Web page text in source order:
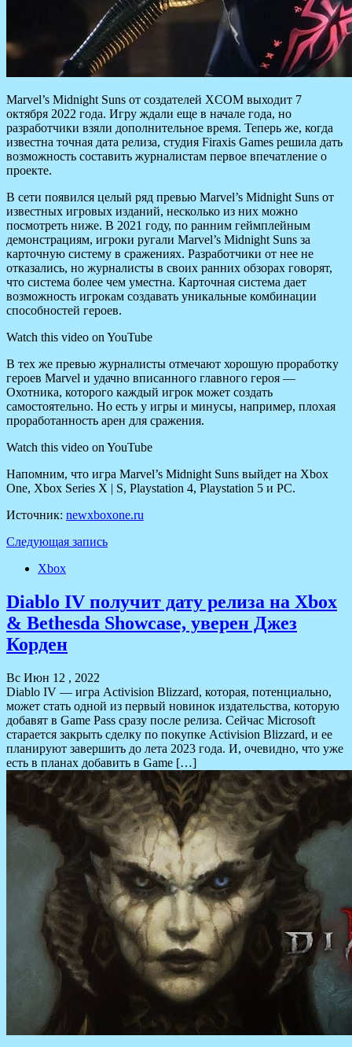
Marvel’s Midnight Suns от создателей XCOM выходит 7
октября 2022 года. Игру ждали еще в начале года, но
разработчики взяли дополнительное время. Теперь же, когда
известна точная дата релиза, студия Firaxis Games решила дать
возможность составить журналистам первое впечатление о
проекте.
В сети появился целый ряд превью Marvel’s Midnight Suns от
известных игровых изданий, несколько из них можно
посмотреть ниже. В 2021 году, по ранним геймплейным
демонстрациям, игроки ругали Marvel’s Midnight Suns за
карточную систему в сражениях. Разработчики от нее не
отказались, но журналисты в своих ранних обзорах говорят,
что система более чем уместна. Карточная система дает
возможность игрокам создавать уникальные комбинации
способностей героев.
Watch this video on YouTube
В тех же превью журналисты отмечают хорошую проработку
героев Marvel и удачно вписанного главного героя —
Охотника, которого каждый игрок может создать
самостоятельно. Но есть у игры и минусы, например, плохая
проработанность арен для сражения.
Watch this video on YouTube
Напомним, что игра Marvel’s Midnight Suns выйдет на Xbox
One, Xbox Series X | S, Playstation 4, Playstation 5 и PC.
Источник: newxboxone.ru
Следующая запись
Xbox
Diablo IV получит дату релиза на Xbox
& Bethesda Showcase, уверен Джез
Корден
Вс Июн 12 , 2022
Diablo IV — игра Activision Blizzard, которая, потенциально,
может стать одной из первый новинок издательства, которую
добавят в Game Pass сразу после релиза. Сейчас Microsoft
старается закрыть сделку по покупке Activision Blizzard, и ее
планируют завершить до лета 2023 года. И, очевидно, что уже
есть в планах добавить в Game […]